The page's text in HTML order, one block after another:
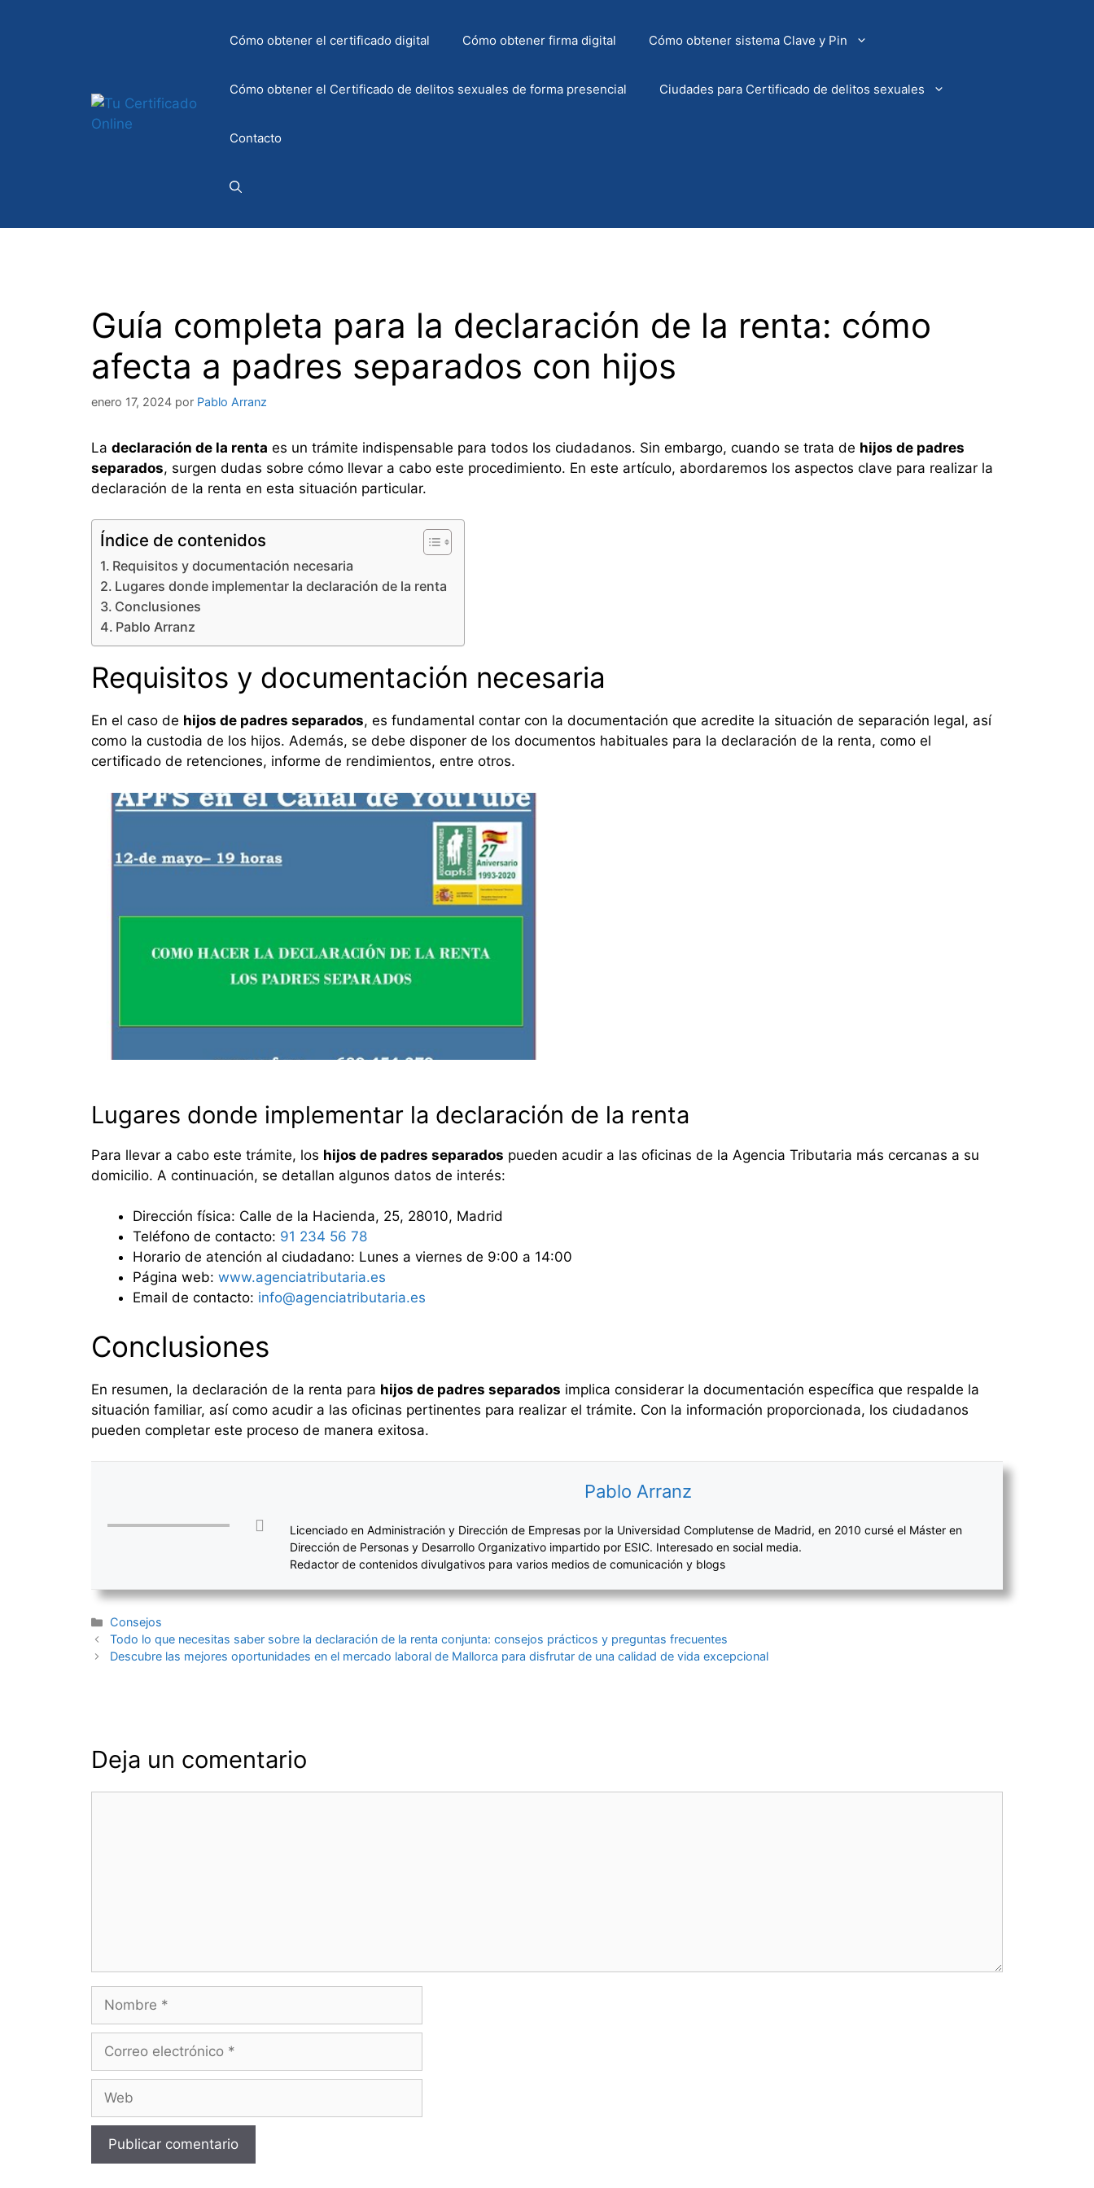
Cómo obtener el certificado digital Cómo obtener firma digital Cómo obtener sistema Clave y Pin
Cómo obtener el Certificado de delitos sexuales de forma presencial Ciudades para Certificado de delitos sexuales
Contacto
Guía completa para la declaración de la renta: cómo
afecta a padres separados con hijos
enero 17, 2024 por Pablo Arranz
La declaración de la renta es un trámite indispensable para todos los ciudadanos. Sin embargo, cuando se trata de hijos de padres
separados, surgen dudas sobre cómo llevar a cabo este procedimiento. En este artículo, abordaremos los aspectos clave para realizar la
declaración de la renta en esta situación particular.
Índice de contenidos
Requisitos y documentación necesaria
Lugares donde implementar la declaración de la renta
Conclusiones
Pablo Arranz
Requisitos y documentación necesaria
En el caso de hijos de padres separados, es fundamental contar con la documentación que acredite la situación de separación legal, así
como la custodia de los hijos. Además, se debe disponer de los documentos habituales para la declaración de la renta, como el
certificado de retenciones, informe de rendimientos, entre otros.
Lugares donde implementar la declaración de la renta
Para llevar a cabo este trámite, los hijos de padres separados pueden acudir a las oficinas de la Agencia Tributaria más cercanas a su
domicilio. A continuación, se detallan algunos datos de interés:
Dirección física: Calle de la Hacienda, 25, 28010, Madrid
Teléfono de contacto: 91 234 56 78
Horario de atención al ciudadano: Lunes a viernes de 9:00 a 14:00
Página web: www.agenciatributaria.es
Email de contacto: info@agenciatributaria.es
Conclusiones
En resumen, la declaración de la renta para hijos de padres separados implica considerar la documentación específica que respalde la
situación familiar, así como acudir a las oficinas pertinentes para realizar el trámite. Con la información proporcionada, los ciudadanos
pueden completar este proceso de manera exitosa.
Pablo Arranz
Licenciado en Administración y Dirección de Empresas por la Universidad Complutense de Madrid, en 2010 cursé el Máster en
Dirección de Personas y Desarrollo Organizativo impartido por ESIC. Interesado en social media.
Redactor de contenidos divulgativos para varios medios de comunicación y blogs
Categorías
Consejos
Navegación
de
Todo lo que necesitas saber sobre la declaración de la renta conjunta: consejos prácticos y preguntas frecuentes
Descubre las mejores oportunidades en el mercado laboral de Mallorca para disfrutar de una calidad de vida excepcional
Deja un comentario
Nombre
Correo
Web